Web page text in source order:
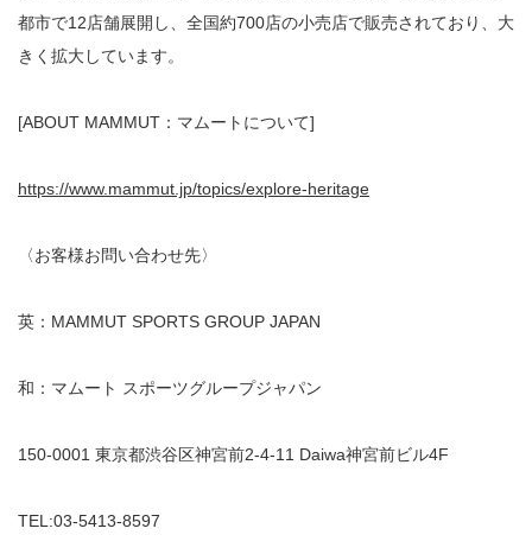
都市で12店舗展開し、全国約700店の小売店で販売されており、大
きく拡大しています。
[ABOUT MAMMUT：マムートについて]
https://www.mammut.jp/topics/explore-heritage
〈お客様お問い合わせ先〉
英：MAMMUT SPORTS GROUP JAPAN
和：マムート スポーツグループジャパン
150-0001 東京都渋谷区神宮前2-4-11 Daiwa神宮前ビル4F
TEL:03-5413-8597